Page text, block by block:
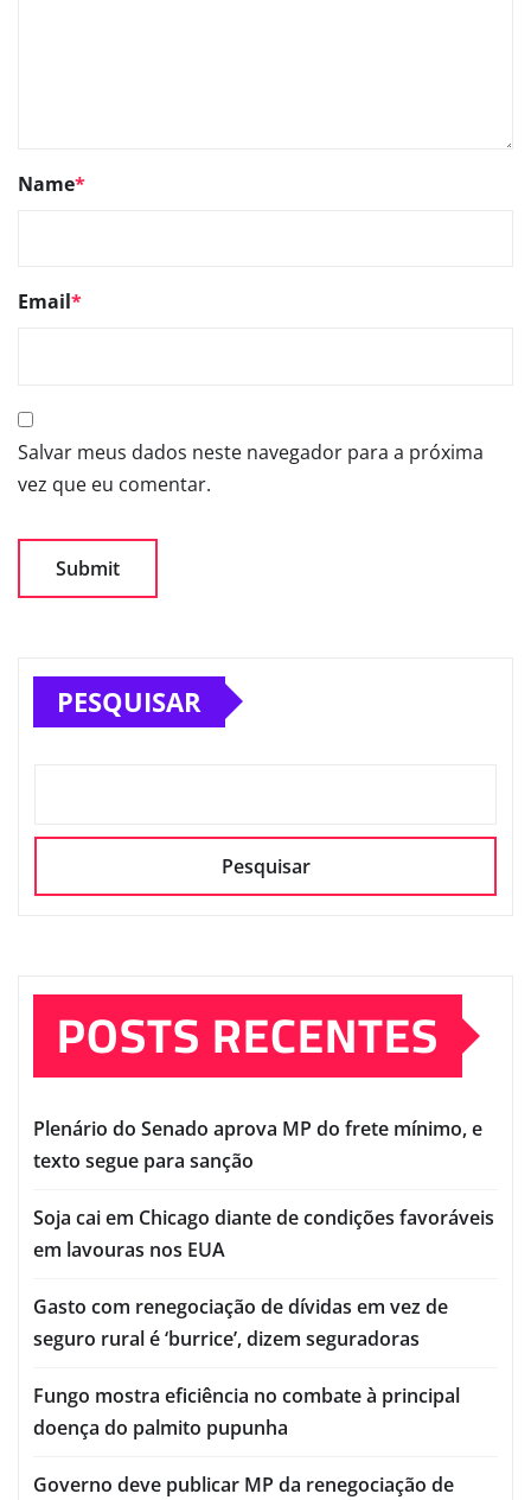
Name*
Email*
Salvar meus dados neste navegador para a próxima
vez que eu comentar.
PESQUISAR
Pesquisar
POSTS RECENTES
Plenário do Senado aprova MP do frete mínimo, e
texto segue para sanção
Soja cai em Chicago diante de condições favoráveis
em lavouras nos EUA
Gasto com renegociação de dívidas em vez de
seguro rural é ‘burrice’, dizem seguradoras
Fungo mostra eficiência no combate à principal
doença do palmito pupunha
Governo deve publicar MP da renegociação de